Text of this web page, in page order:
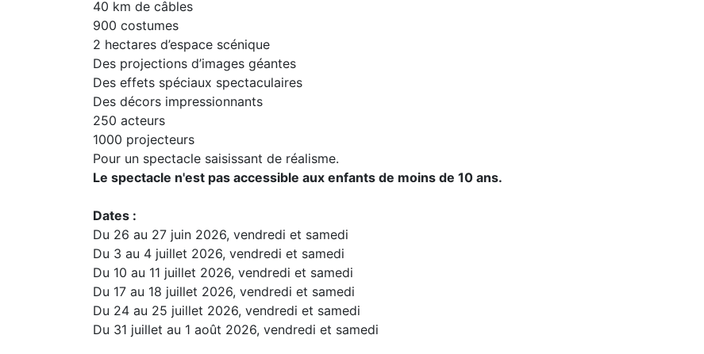
40 km de câbles
900 costumes
2 hectares d’espace scénique
Des projections d’images géantes
Des effets spéciaux spectaculaires
Des décors impressionnants
250 acteurs
1000 projecteurs
Pour un spectacle saisissant de réalisme.
Le spectacle n'est pas accessible aux enfants de moins de 10 ans.
Dates :
Du 26 au 27 juin 2026, vendredi et samedi
Du 3 au 4 juillet 2026, vendredi et samedi
Du 10 au 11 juillet 2026, vendredi et samedi
Du 17 au 18 juillet 2026, vendredi et samedi
Du 24 au 25 juillet 2026, vendredi et samedi
Du 31 juillet au 1 août 2026, vendredi et samedi